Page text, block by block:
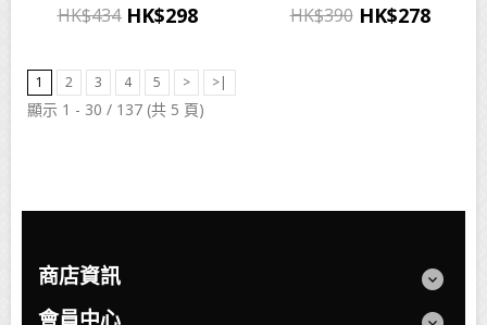
HK$434 HK$298 HK$390 HK$278
1 2 3 4 5 > >|
顯示 1 - 30 / 137 (共 5 頁)
商店資訊